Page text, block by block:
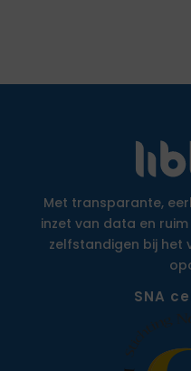
Met transparante,
inzet van data en
zelfstandigen bij het
SNA